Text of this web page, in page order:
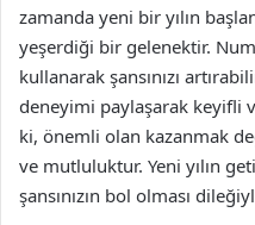
zamanda yeni bir yılın
yeşerdiği bir gelenektir.
kullanarak şansınızı
deneyimi paylaşarak keyifli
ki, önemli olan kazanmak
ve mutluluktur. Yeni yılın
şansınızın bol olması